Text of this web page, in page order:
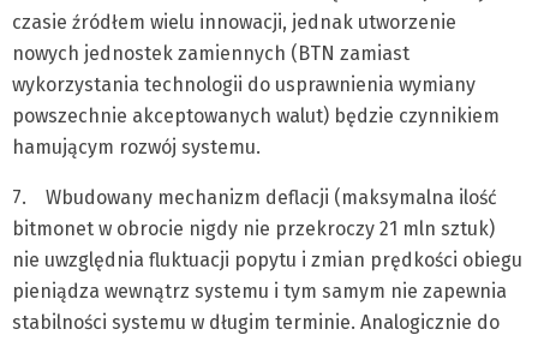
czasie źródłem wielu innowacji, jednak utworzenie
nowych jednostek zamiennych (BTN zamiast
wykorzystania technologii do usprawnienia wymiany
powszechnie akceptowanych walut) będzie czynnikiem
hamującym rozwój systemu.
7. Wbudowany mechanizm deflacji (maksymalna ilość
bitmonet w obrocie nigdy nie przekroczy 21 mln sztuk)
nie uwzględnia fluktuacji popytu i zmian prędkości obiegu
pieniądza wewnątrz systemu i tym samym nie zapewnia
stabilności systemu w długim terminie. Analogicznie do